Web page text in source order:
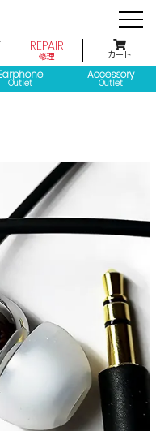
REPAIR
修理 カート
Outlet
Accessory
Outlet